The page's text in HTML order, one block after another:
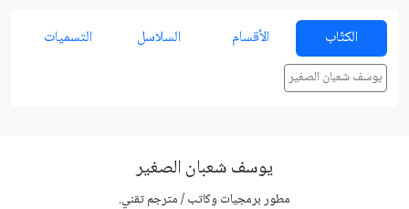
الكتّاب الأقسام السلاسل التسميات
يوسف شعبان الصغير
يوسف شعبان الصغير
مطور برمجيات وكاتب / مترجم تقني.